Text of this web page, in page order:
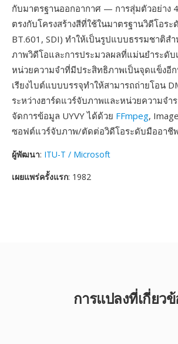
กับมาตรฐานออกอากาศ — การสุ่มตัวอย่าง
ตรงกับโครงสร้างสีที่ใช้ในมาตรฐานวิดีโอร
BT.601, SDI) ทำให้เป็นรูปแบบธรรมชาติส
ภาพวิดีโอและการประมวลผลที่แม่นยำระดับ
หน่วยความจำที่มีประสิทธิภาพเป็นจุดแข็งอี
เรียงไบต์แบบบรรจุทำให้สามารถถ่ายโอน
ระหว่างฮาร์ดแวร์จับภาพและหน่วยความจำ
จัดการข้อมูล UYVY ได้ด้วย FFmpeg,
ซอฟต์แวร์จับภาพ/ตัดต่อวิดีโอระดับมืออาชีพ
ผู้พัฒนา: ITU-T / Microsoft
เผยแพร่ครั้งแรก: 1982
การแปลงที่เกี่ยวข้